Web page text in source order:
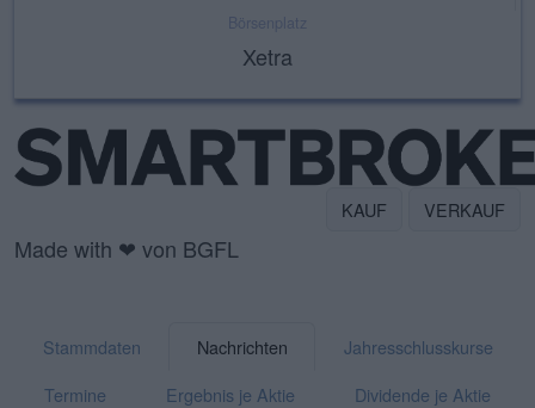
Börsenplatz
Xetra
KAUF VERKAUF
Made with ❤ von BGFL
Stammdaten Nachrichten
Jahresschlusskurse
Termine
Ergebnis je Aktie
Dividende je Aktie